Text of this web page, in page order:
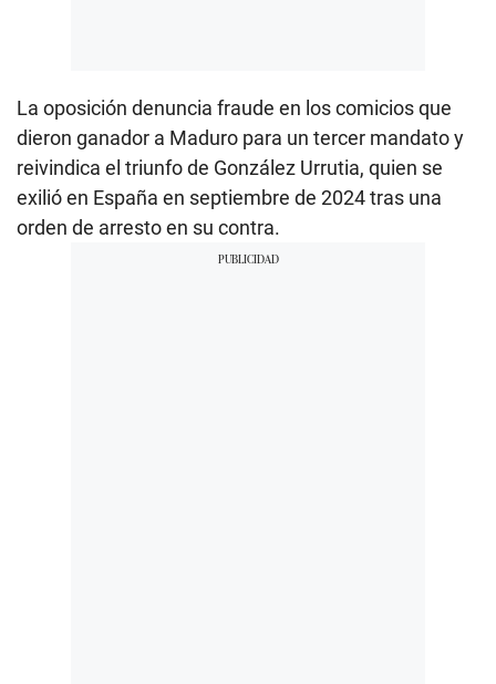
La oposición denuncia fraude en los comicios que
dieron ganador a Maduro para un tercer mandato y
reivindica el triunfo de González Urrutia, quien se
exilió en España en septiembre de 2024 tras una
orden de arresto en su contra.